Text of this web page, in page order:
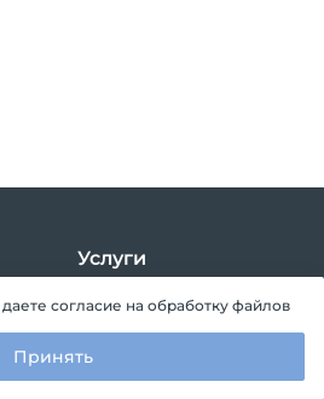
Услуги
Благоустройство
Установка и демонтаж
Прочие услуги
Конструктор
согласие на обработку файлов
Принять